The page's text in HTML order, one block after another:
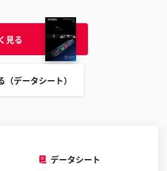
見る
データシート）
データシート